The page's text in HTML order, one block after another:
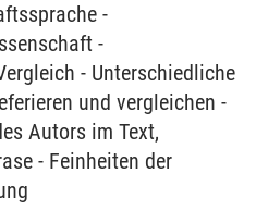
-
-
- Unterschiedliche
und vergleichen -
Autors im Text,
- Feinheiten der